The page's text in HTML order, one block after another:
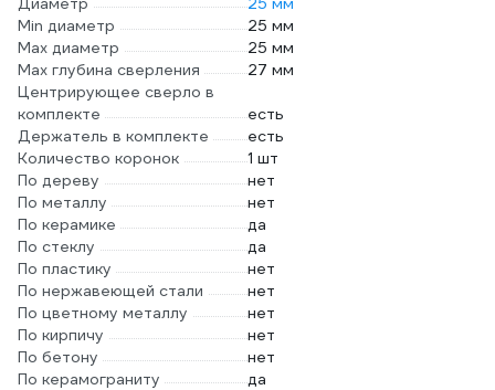
Min диаметр
25 мм
Max диаметр
25 мм
Max глубина сверления
27 мм
Центрирующее сверло в
комплекте
есть
Держатель в комплекте
есть
Количество коронок
1 шт
По дереву
нет
По металлу
нет
По керамике
да
По стеклу
да
По пластику
нет
По нержавеющей стали
нет
По цветному металлу
нет
По кирпичу
нет
По бетону
нет
По керамограниту
да